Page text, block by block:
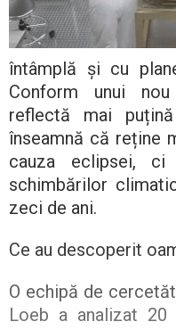
întâmplă și cu
Conform unui
reflectă mai
înseamnă că reține
cauza eclipsei,
schimbărilor
zeci de ani.
Ce au descoperit
O echipă de
Loeb a analizat